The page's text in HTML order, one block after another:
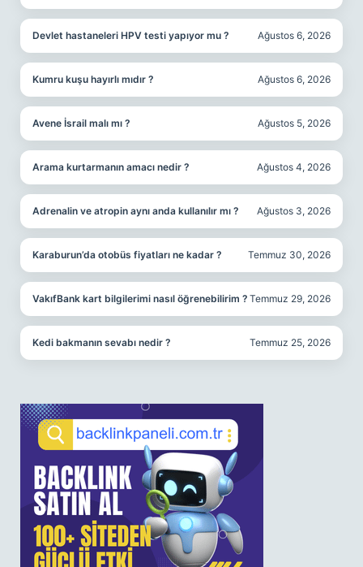
Devlet hastaneleri HPV testi yapıyor mu ? Ağustos 6, 2026
Kumru kuşu hayırlı mıdır ? Ağustos 6, 2026
Avene İsrail malı mı ? Ağustos 5, 2026
Arama kurtarmanın amacı nedir ? Ağustos 4, 2026
Adrenalin ve atropin aynı anda kullanılır mı ? Ağustos 3, 2026
Karaburun’da otobüs fiyatları ne kadar ? Temmuz 30, 2026
VakıfBank kart bilgilerimi nasıl öğrenebilirim ? Temmuz 29, 2026
Kedi bakmanın sevabı nedir ? Temmuz 25, 2026